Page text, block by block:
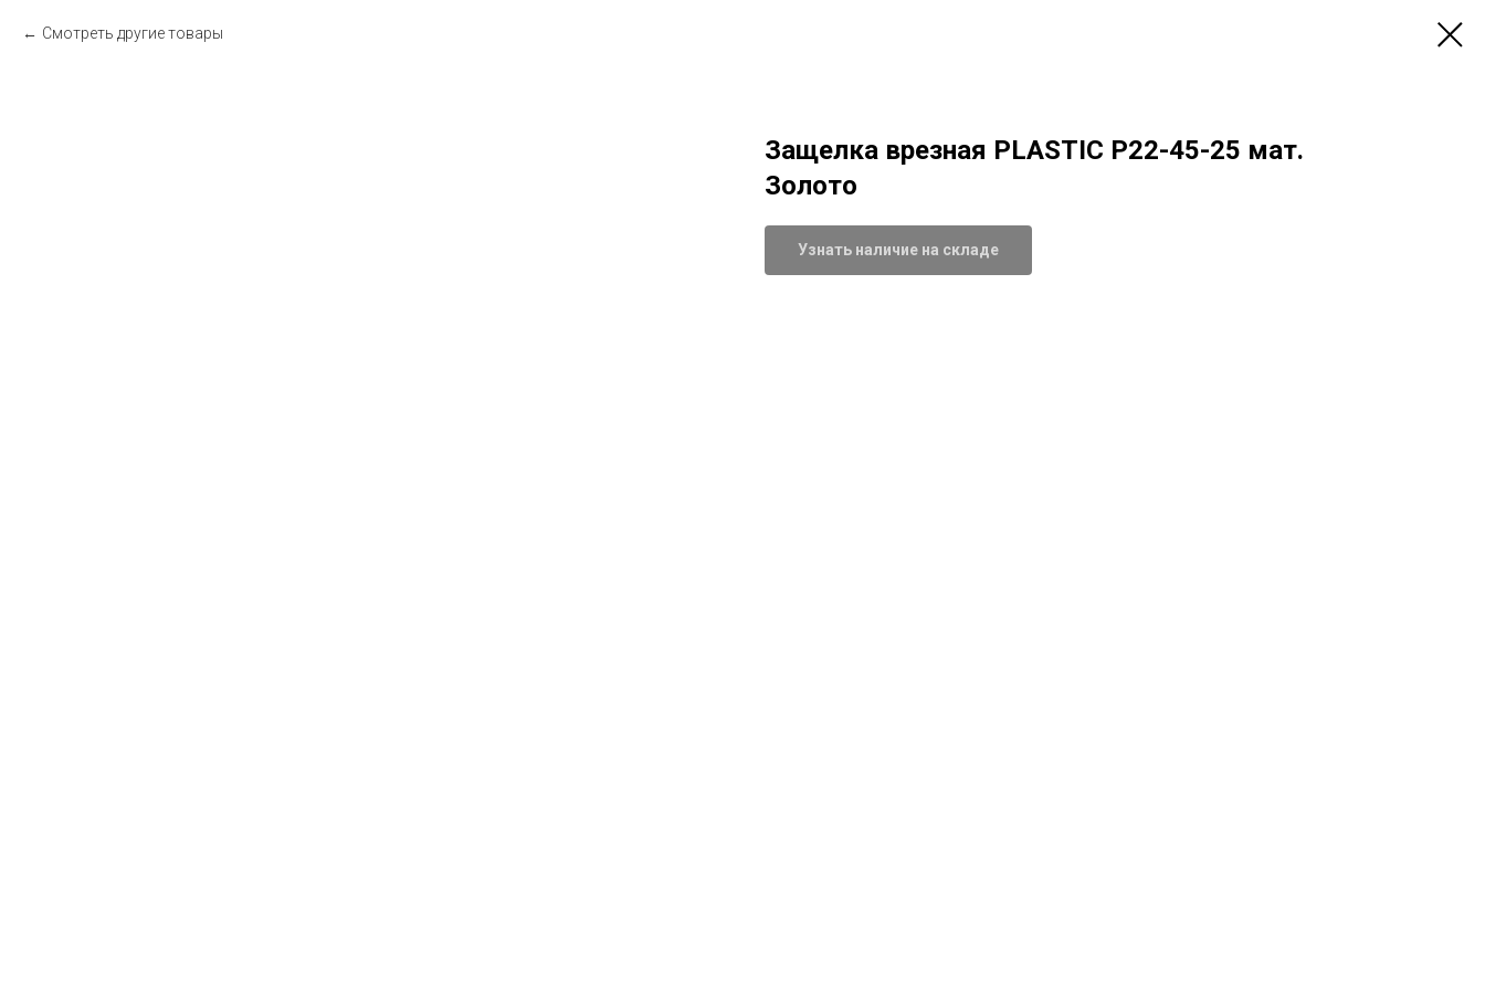
Смотреть другие товары
Защелка врезная PLASTIC Р22-45-25 мат.
Золото
Узнать наличие на складе